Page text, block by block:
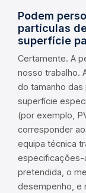
Podem
partículas
superfície
Certamente. A
nosso trabalho.
do tamanho
superfície
(por exemplo,
corresponder
equipa técnica
pretendida, o
desempenho, e